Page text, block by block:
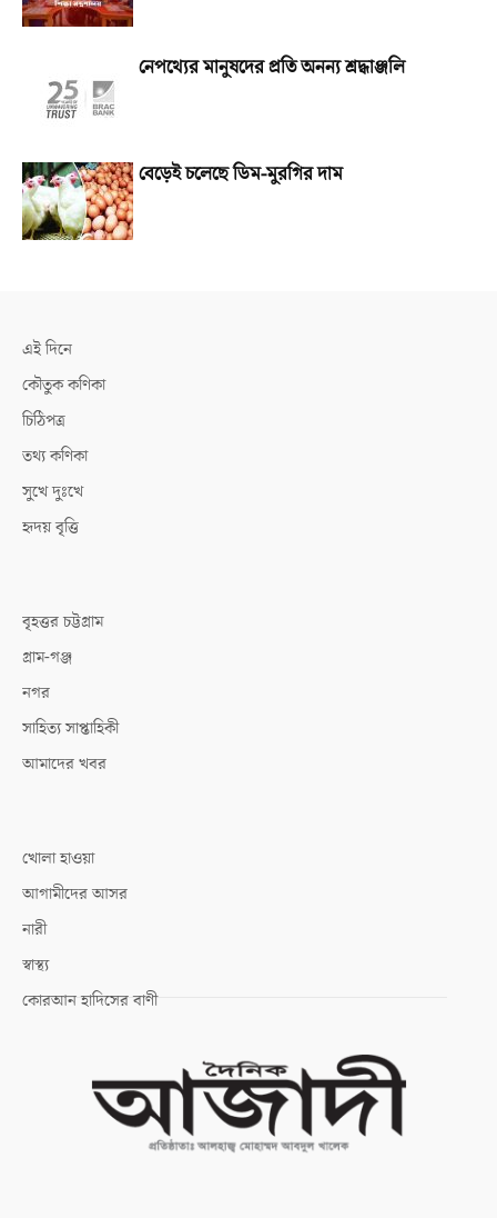
নেপথ্যের মানুষদের প্রতি অনন্য শ্রদ্ধাঞ্জলি
বেড়েই চলেছে ডিম-মুরগির দাম
এই দিনে
কৌতুক কণিকা
চিঠিপত্র
তথ্য কণিকা
সুখে দুঃখে
হৃদয় বৃত্তি
বৃহত্তর চট্টগ্রাম
গ্রাম-গঞ্জ
নগর
সাহিত্য সাপ্তাহিকী
আমাদের খবর
খোলা হাওয়া
আগামীদের আসর
নারী
স্বাস্থ্য
কোরআন হাদিসের বাণী